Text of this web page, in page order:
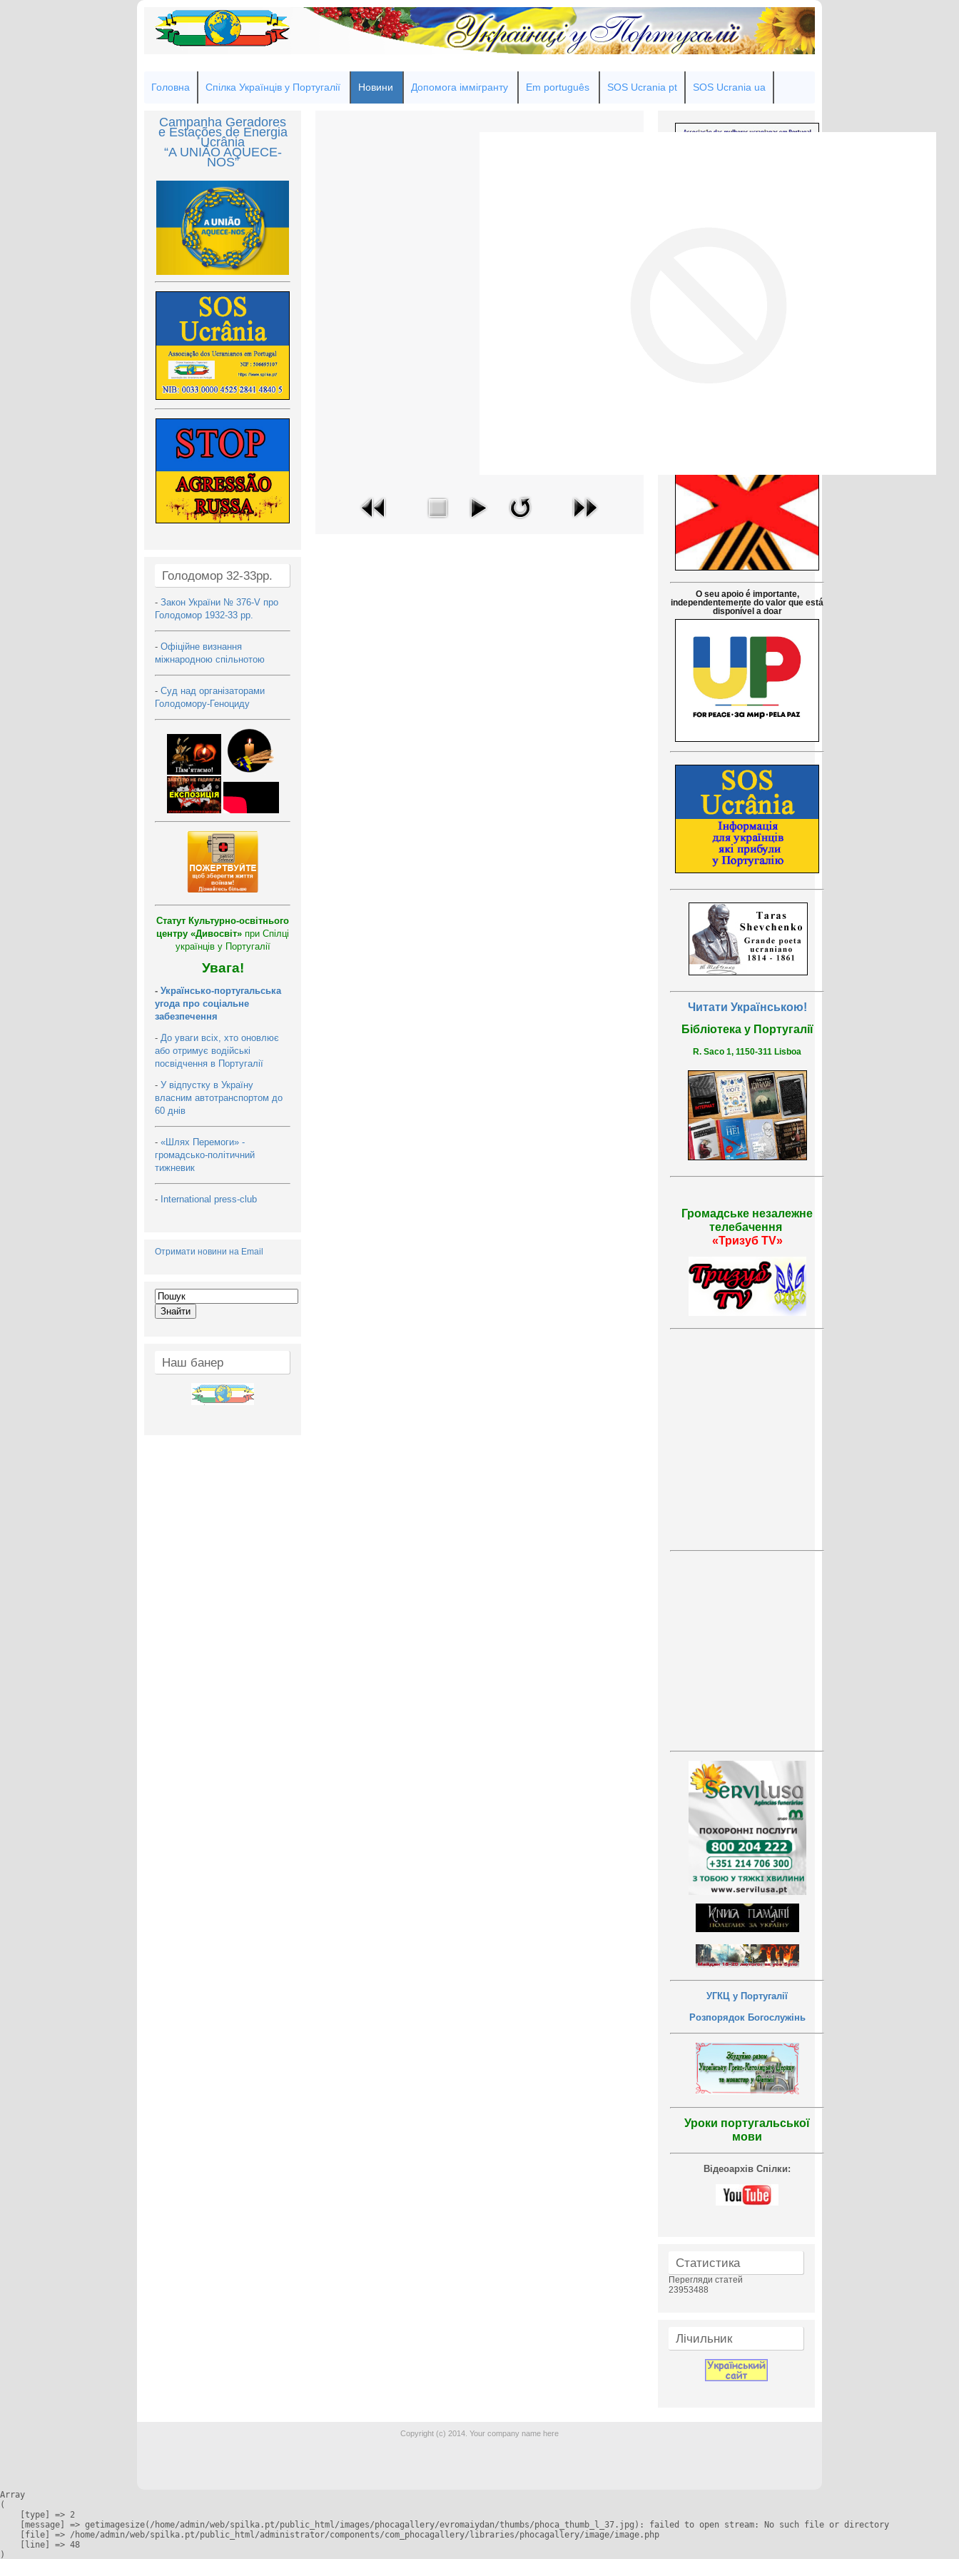
Головна Спілка Українців у Португалії Новини Допомога іммігранту Em português SOS Ucrania pt SOS Ucrania ua
Campanha Geradores
e Estações de Energia
Ucrânia
“A UNIÃO AQUECE-
NOS”
Голодомор 32-33рр.
- Закон України № 376-V про
Голодомор 1932-33 рр.
- Офіційне визнання
міжнародною спільнотою
- Суд над організаторами
Голодомору-Геноциду
Статут Культурно-освітнього
центру «Дивосвіт» при Спілці
українців у Португалії
Увага!
- Українсько-португальська
угода про соціальне
забезпечення
- До уваги всіх, хто оновлює
або отримує водійські
посвідчення в Португалії
- У відпустку в Україну
власним автотранспортом до
60 днів
- «Шлях Перемоги» -
громадсько-політичний
тижневик
- International press-club
Отримати новини на Email
Наш банер
O seu apoio é importante,
independentemente do valor que está
disponível a doar
Читати Українською!
Бібліотека у Португалії
R. Saco 1, 1150-311 Lisboa
Громадське незалежне
телебачення
«Тризуб TV»
УГКЦ у Португалії
Розпорядок Богослужінь
Уроки португальської
мови
Відеоархів Спілки:
Статистика
Перегляди статей
23953488
Лічильник
Copyright (c) 2014. Your company name here
Array
(
    [type] => 2
    [message] => getimagesize(/home/admin/web/spilka.pt/public_html/images/phocagallery/evromaiydan/thumbs/phoca_thumb_l_37.jpg): failed to open stream: No such file or directory
    [file] => /home/admin/web/spilka.pt/public_html/administrator/components/com_phocagallery/libraries/phocagallery/image/image.php
    [line] => 48